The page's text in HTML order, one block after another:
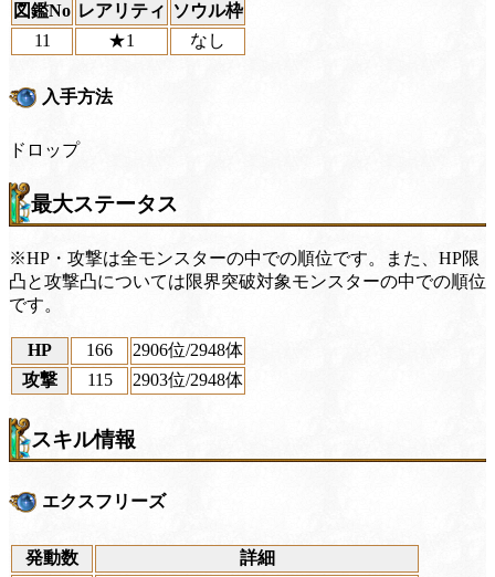
図鑑No レアリティ ソウル枠
11
★1 なし
入手方法
ドロップ
最大ステータス
※HP・攻撃は全モンスターの中での順位です。また、HP限
凸と攻撃凸については限界突破対象モンスターの中での順位
です。
HP 166 2906位/2948体
攻撃
115 2903位/2948体
スキル情報
エクスフリーズ
発動数 詳細